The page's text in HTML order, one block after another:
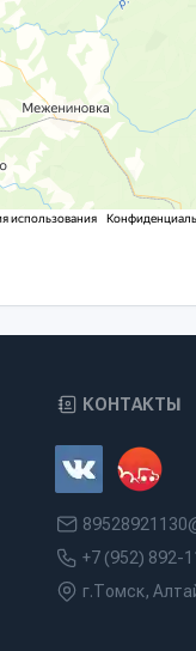
КОНТАКТЫ
+7 (952) 892-
г.Томск,